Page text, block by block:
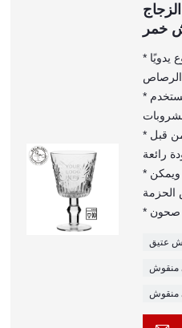
خمر
* الكأس الزجاجي المنقوش مصنوع يدويًا
* كأس الماء الزجاجي المنقوش يستخدم
* كأس مياه الشرب مصنوع من قبل
رائعة
* الشعار والأسلوب واللون ويمكن
صحون
عتيق
منقوش
منقوش